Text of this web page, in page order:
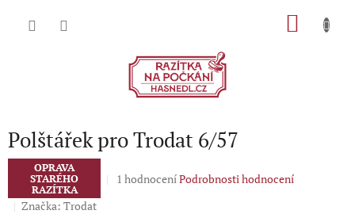
Polštářek pro Trodat 6/57
OPRAVA
STARÉHO
RAZÍTKA
Průměrné
1 hodnoceníPodrobnosti hodnocení
Značka: Trodat